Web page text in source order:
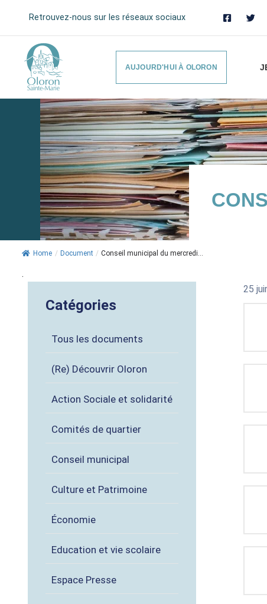
Retrouvez-nous sur les réseaux sociaux
AUJOURD'HUI À OLORON
Home / Document / Conseil municipal du mercredi...
.
Catégories
Tous les documents
(Re) Découvrir Oloron
Action Sociale et solidarité
Comités de quartier
Conseil municipal
Culture et Patrimoine
Économie
Education et vie scolaire
Espace Presse
25